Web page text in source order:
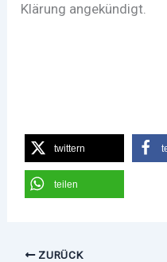
Klärung angekündigt.
twittern
teilen
ZURÜCK